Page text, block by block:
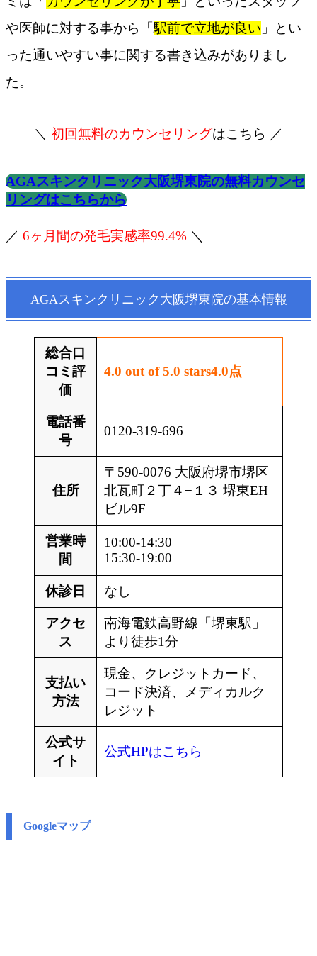
や医師に対する事から「駅前で立地が良い 」とい
った通いやすい事に関する書き込みがありまし
た。
＼ 初回無料のカウンセリングはこちら ／
AGAスキンクリニック大阪堺東院の無料カウンセ
リングはこちらから
／ 6ヶ月間の発毛実感率99.4% ＼
AGAスキンクリニック大阪堺東院の基本情報
総合口
コミ評
価
4.0 out of 5.0 stars4.0点
電話番
号
0120-319-696
住所
〒590-0076 大阪府堺市堺区
北瓦町２丁４−１３ 堺東EH
ビル9F
営業時
間
10:00-14:30
15:30-19:00
休診日 なし
アクセ
ス
南海電鉄高野線「堺東駅」
より徒歩1分
支払い
方法
現金、クレジットカード、
コード決済、メディカルク
レジット
公式サ
イト
公式HPはこちら
Googleマップ